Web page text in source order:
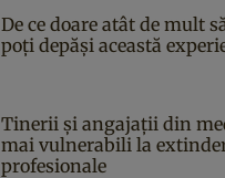
De ce doare atât de mult
poți depăși această
Tinerii și angajații din
mai vulnerabili la
profesionale